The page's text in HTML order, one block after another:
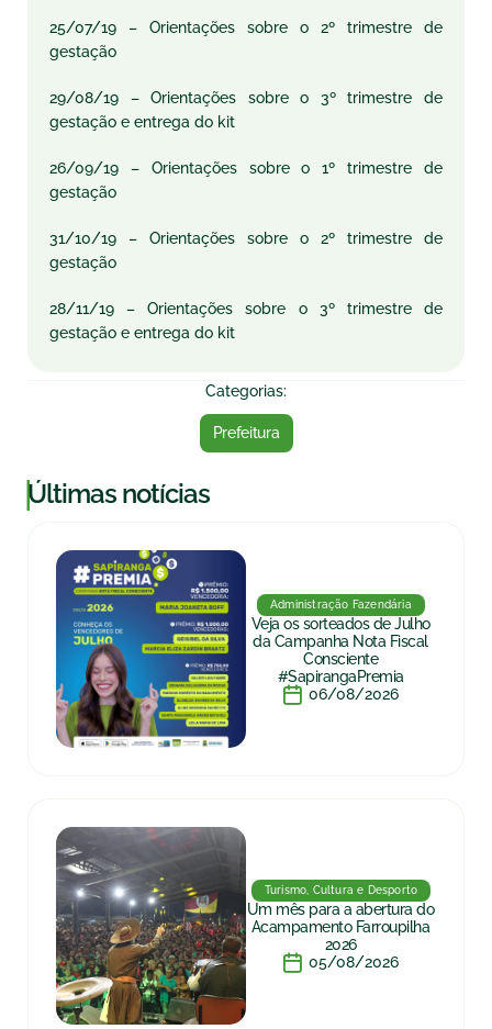
25/07/19 – Orientações sobre o 2º trimestre de
gestação
29/08/19 – Orientações sobre o 3º trimestre de
gestação e entrega do kit
26/09/19 – Orientações sobre o 1º trimestre de
gestação
31/10/19 – Orientações sobre o 2º trimestre de
gestação
28/11/19 – Orientações sobre o 3º trimestre de
gestação e entrega do kit
Categorias:
Prefeitura
|Últimas notícias
Administração Fazendária
Veja os sorteados de Julho
da Campanha Nota Fiscal
Consciente
#SapirangaPremia
06/08/2026
Turismo, Cultura e Desporto
Um mês para a abertura do
Acampamento Farroupilha
2026
05/08/2026